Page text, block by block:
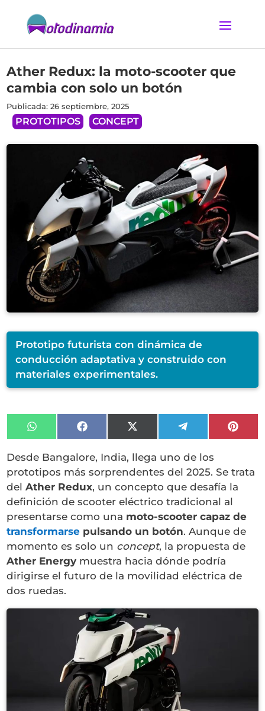
Ather Redux: la moto-scooter que
cambia con solo un botón
Publicada: 26 septiembre, 2025
PROTOTIPOS CONCEPT
Prototipo futurista con dinámica de
conducción adaptativa y construido con
materiales experimentales.
Compartir
en
WhatsApp
Compartir
en
Facebook
Compartir
en
X
(Twitter)
Compartir
en
Telegram
en
Desde Bangalore, India, llega uno de los
prototipos más sorprendentes del 2025. Se trata
delAther Redux, un concepto que desafía la
definición de scooter eléctrico tradicional al
presentarse como una moto-scooter capaz de
transformarse pulsando un botón. Aunque de
momento es solo un concept, la propuesta de
Ather Energy muestra hacia dónde podría
dirigirse el futuro de la movilidad eléctrica de
dos ruedas.